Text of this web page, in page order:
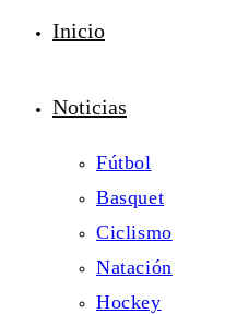
Inicio
Noticias
Fútbol
Basquet
Ciclismo
Natación
Hockey